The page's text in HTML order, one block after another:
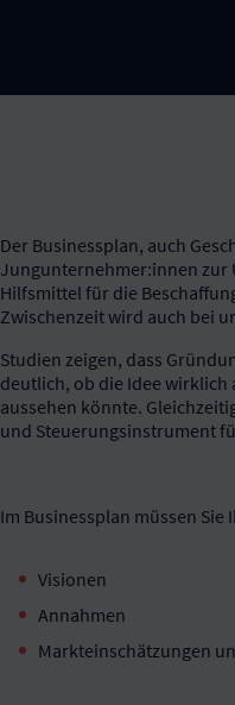
Der Businessplan, auch
Jungunternehmer:innen zur
Hilfsmittel für die
Zwischenzeit wird auch bei
Studien zeigen, dass
deutlich, ob die Idee
aussehen könnte.
und Steuerungsinstrument
Im Businessplan müssen Sie
Visionen
Annahmen
Markteinschätzungen